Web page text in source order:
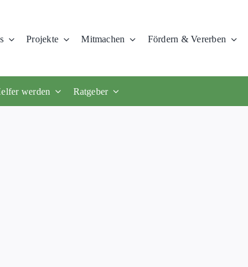
Projekte Mitmachen Fördern & Vererben
werden Ratgeber